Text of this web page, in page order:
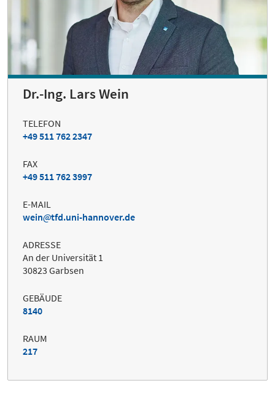
Dr.-Ing. Lars Wein
TELEFON
+49 511 762 2347
FAX
+49 511 762 3997
E-MAIL
wein
tfd.uni-hannover.de
ADRESSE
An der Universität 1
30823 Garbsen
GEBÄUDE
8140
RAUM
217